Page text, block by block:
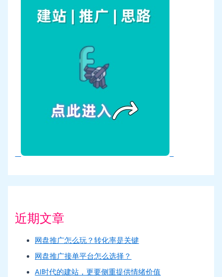
近期文章
网盘推广怎么玩？转化率是关键
网盘推广接单平台怎么选择？
AI时代的建站，更要侧重提供情绪价值